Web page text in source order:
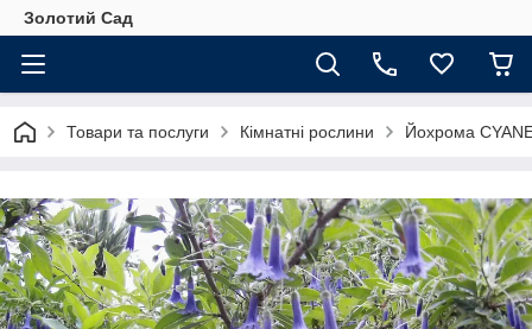
Золотий Сад
Товари та послуги Кімнатні рослини Йохрома